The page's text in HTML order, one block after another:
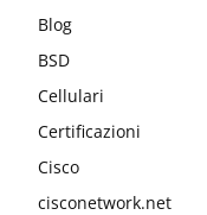
Blog
BSD
Cellulari
Certificazioni
Cisco
cisconetwork.net